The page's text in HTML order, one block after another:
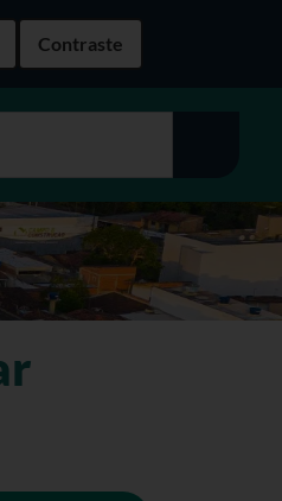
Contraste